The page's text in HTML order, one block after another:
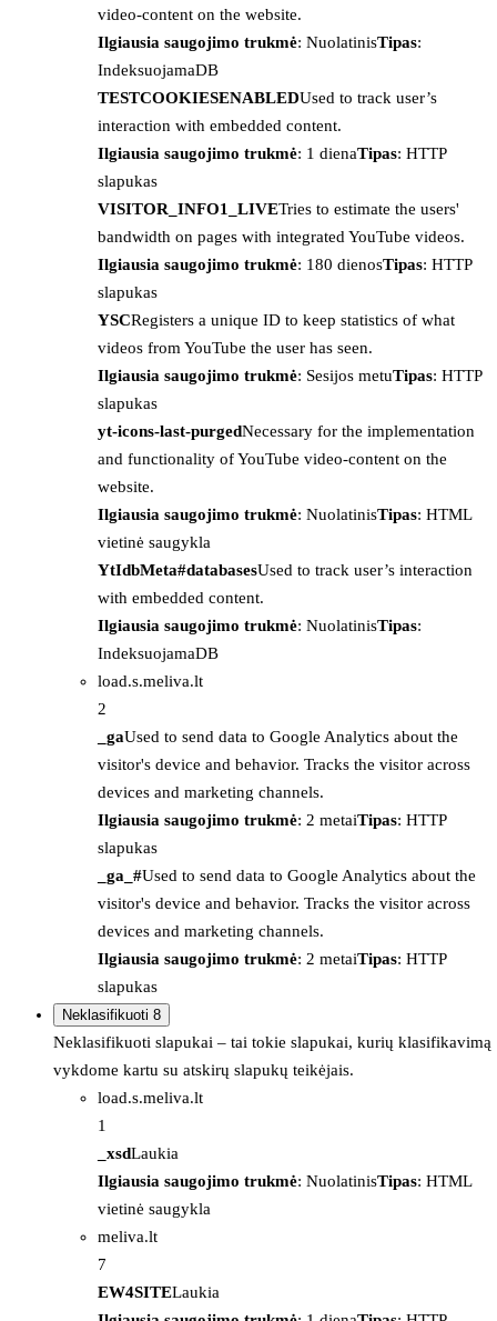
video-content on the website.
Ilgiausia saugojimo trukmė: NuolatinisTipas:
IndeksuojamaDB
TESTCOOKIESENABLEDUsed to track user’s
interaction with embedded content.
Ilgiausia saugojimo trukmė: 1 dienaTipas: HTTP
slapukas
VISITOR_INFO1_LIVETries to estimate the users'
bandwidth on pages with integrated YouTube videos.
Ilgiausia saugojimo trukmė: 180 dienosTipas: HTTP
slapukas
YSCRegisters a unique ID to keep statistics of what
videos from YouTube the user has seen.
Ilgiausia saugojimo trukmė: Sesijos metuTipas: HTTP
slapukas
yt-icons-last-purgedNecessary for the implementation
and functionality of YouTube video-content on the
website.
Ilgiausia saugojimo trukmė: NuolatinisTipas: HTML
vietinė saugykla
YtIdbMeta#databasesUsed to track user’s interaction
with embedded content.
Ilgiausia saugojimo trukmė: NuolatinisTipas:
IndeksuojamaDB
load.s.meliva.lt
2
_gaUsed to send data to Google Analytics about the
visitor's device and behavior. Tracks the visitor across
devices and marketing channels.
Ilgiausia saugojimo trukmė: 2 metaiTipas: HTTP
slapukas
_ga_#Used to send data to Google Analytics about the
visitor's device and behavior. Tracks the visitor across
devices and marketing channels.
Ilgiausia saugojimo trukmė: 2 metaiTipas: HTTP
slapukas
Neklasifikuoti 8
Neklasifikuoti slapukai – tai tokie slapukai, kurių klasifikavimą
vykdome kartu su atskirų slapukų teikėjais.
load.s.meliva.lt
1
_xsdLaukia
Ilgiausia saugojimo trukmė: NuolatinisTipas: HTML
vietinė saugykla
meliva.lt
7
EW4SITELaukia